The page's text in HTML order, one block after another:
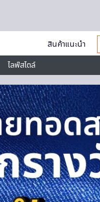
สินค้าแนะนำ
ไลฟ์สไตล์